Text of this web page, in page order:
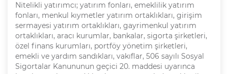
Nitelikli yatırımcı; yatırım fonları, emeklilik yatırım
fonları, menkul kıymetler yatırım ortaklıkları, girişim
sermayesi yatırım ortaklıkları, gayrimenkul yatırım
ortaklıkları, aracı kurumlar, bankalar, sigorta şirketleri,
özel finans kurumları, portföy yönetim şirketleri,
emekli ve yardım sandıkları, vakıflar, 506 sayılı Sosyal
Sigortalar Kanununun geçici 20. maddesi uyarınca